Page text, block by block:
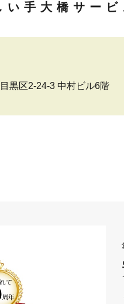
い手 大橋サービ
黒区2-24-3 中村ビル6階